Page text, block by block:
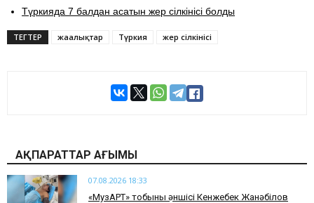
Түркияда 7 балдан асатын жер сілкінісі болды
ТЕГТЕР жаңалықтар Түркия жер сілкінісі
АҚПАРАТТАР АҒЫМЫ
07.08.2026 18:33
«МузАРТ» тобының әншісі Кенжебек Жанәбілов